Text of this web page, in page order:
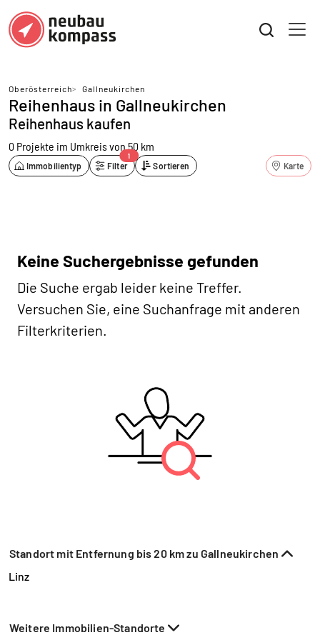
Oberösterreich> Gallneukirchen
Reihenhaus in Gallneukirchen
Reihenhaus kaufen
0 Projekte im Umkreis von 50 km
Immobilientyp Filter
1
Sortieren Karte
Keine Suchergebnisse gefunden
Die Suche ergab leider keine Treffer.
Versuchen Sie, eine Suchanfrage mit anderen
Filterkriterien.
Standort mit Entfernung bis 20 km zu Gallneukirchen
Linz
Weitere Immobilien-Standorte